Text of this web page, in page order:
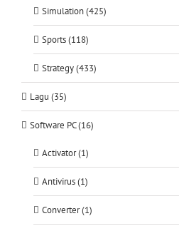
Simulation (425)
Sports (118)
Strategy (433)
Lagu (35)
Software PC (16)
Activator (1)
Antivirus (1)
Converter (1)